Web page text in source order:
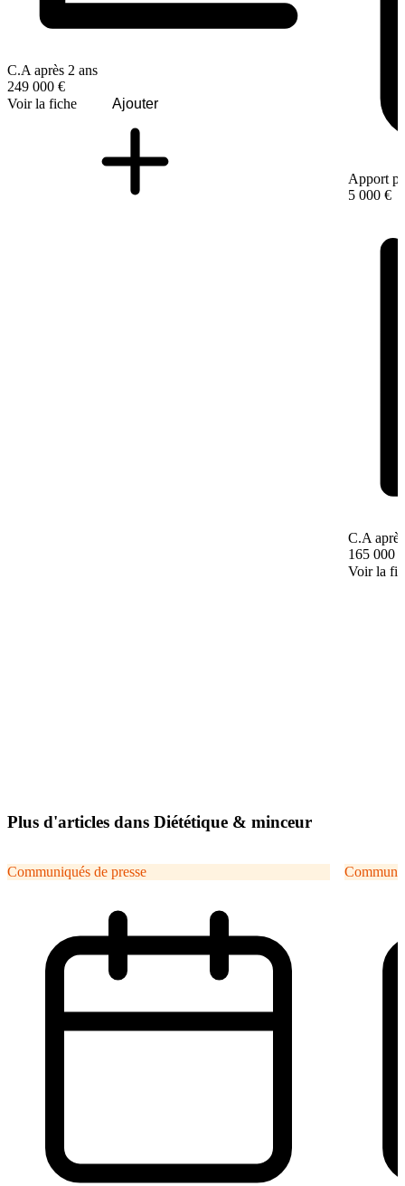
C.A après 2 ans
249 000 €
Voir la fiche
Ajouter
Apport
5 000 €
C.A
165 000 €
Voir la
Plus d'articles dans Diététique & minceur
Communiqués de presse